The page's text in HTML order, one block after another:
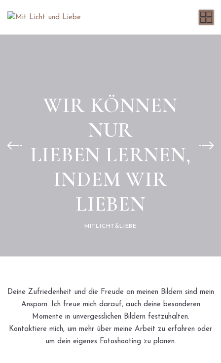
WIR KÖNNEN
NUR
LIEBEN LERNEN,
INDEM WIR
LIEBEN
MITLICHT&LIEBE
Deine Zufriedenheit und die Freude an meinen Bildern sind mein
Ansporn. Ich freue mich darauf, auch deine besonderen
Momente in unvergesslichen Bildern festzuhalten.
Kontaktiere mich, um mehr über meine Arbeit zu erfahren oder
um dein eigenes Fotoshooting zu planen.